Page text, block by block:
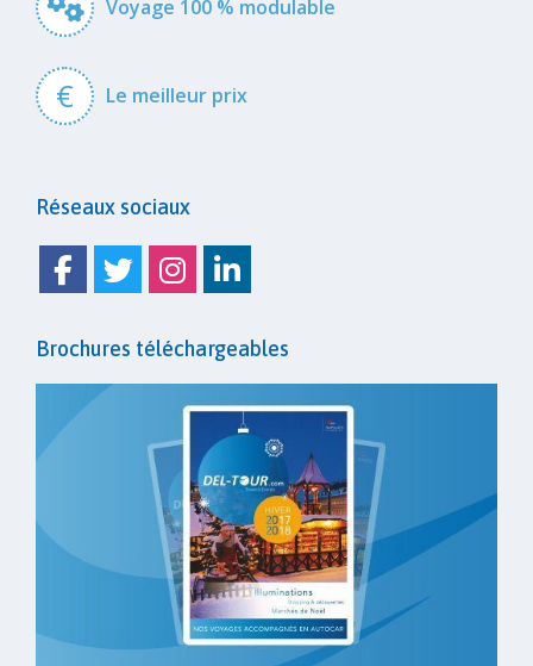
Voyage 100 % modulable
€ Le meilleur prix
Réseaux sociaux
Facebook
TwitterInstagram
Linkedin
Brochures téléchargeables